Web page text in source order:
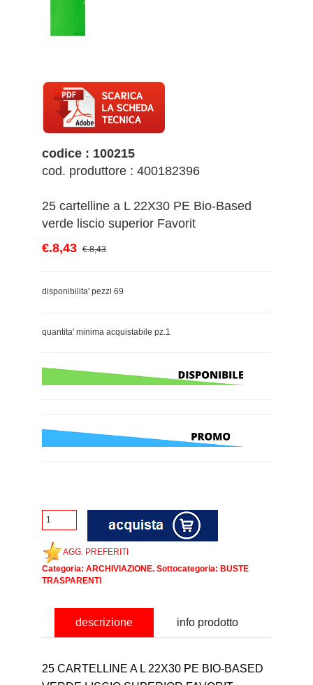
codice : 100215
cod. produttore : 400182396
25 cartelline a L 22X30 PE Bio-Based
verde liscio superior Favorit
€.8,43 €.8,43
disponibilita' pezzi 69
quantita' minima acquistabile pz.1
AGG. PREFERITI
Categoria: ARCHIVIAZIONE. Sottocategoria: BUSTE
TRASPARENTI
descrizione info prodotto
25 CARTELLINE A L 22X30 PE BIO-BASED